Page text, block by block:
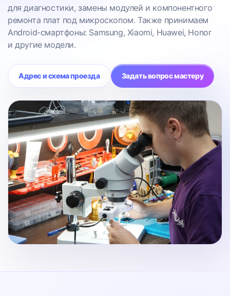
для диагностики, замены модулей и компонентного
ремонта плат под микроскопом. Также принимаем
Android-смартфоны: Samsung, Xiaomi, Huawei, Honor
и другие модели.
Адрес и схема проезда Задать вопрос мастеру